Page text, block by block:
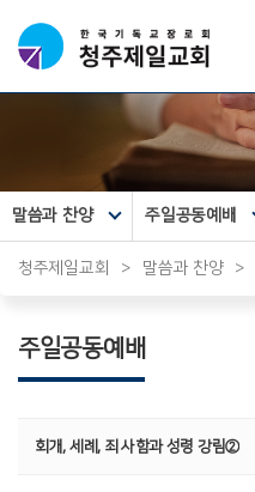
말씀과 찬양 주일공동예배
청주제일교회 > 말씀과 찬양 >
주일공동예배
회개, 세례, 죄 사함과 성령 강림②